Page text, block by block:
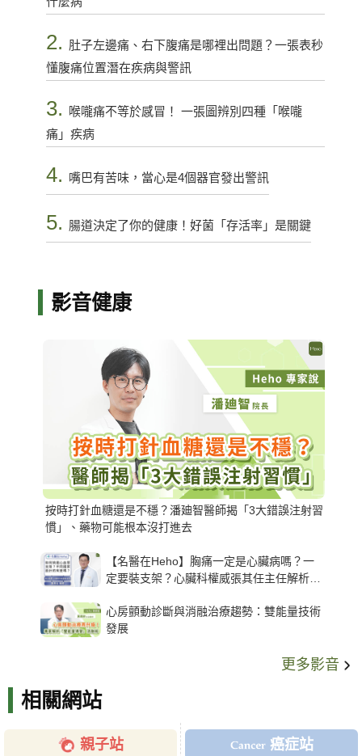
2. 肚子左邊痛、右下腹痛是哪裡出問題？一張表秒
懂腹痛位置潛在疾病與警訊
3.
喉嚨痛不等於感冒！ 一張圖辨別四種「喉嚨
痛」疾病
4. 嘴巴有苦味，當心是4個器官發出警訊
5. 腸道決定了你的健康！好菌「存活率」是關鍵
影音健康
按時打針血糖還是不穩？潘廸智醫師揭「3大錯誤注射習
慣」、藥物可能根本沒打進去
【名醫在Heho】胸痛一定是心臟病嗎？一
定要裝支架？心臟科權威張其任主任解析支
心房顫動診斷與消融治療趨勢：雙能量技術
發展
更多影音
相關網站
親子站 癌症站